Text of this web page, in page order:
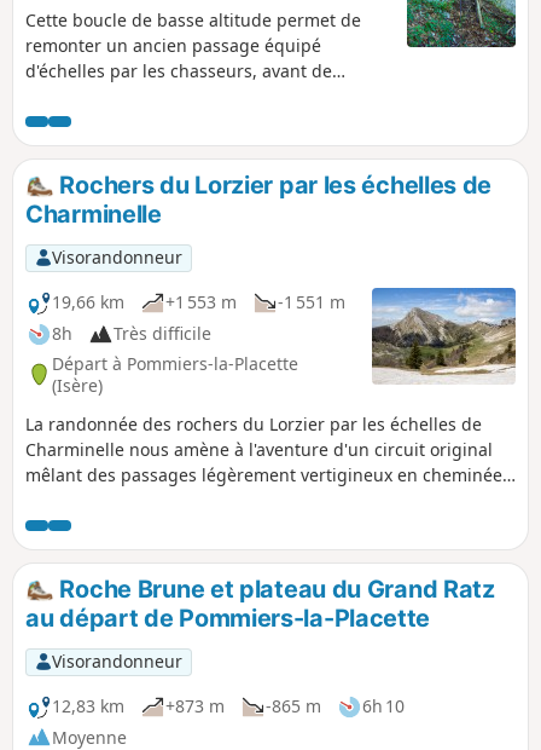
Cette boucle de basse altitude permet de
remonter un ancien passage équipé
d'échelles par les chasseurs, avant de
par Chalais et son monastère.
Rochers du Lorzier par les échelles de
Charminelle
Visorandonneur
19,66 km
+1 553 m
-1 551 m
8h
Très difficile
Départ à Pommiers-la-Placette
(Isère)
La randonnée des rochers du Lorzier par les échelles de
Charminelle nous amène à l'aventure d'un circuit original
mêlant des passages légèrement vertigineux en cheminée
des chasseurs. Plusieurs points de vue laissent découvrir de
très beau panoramas, notamment au sommet des rochers
du Lorzier, ou au Col des Banettes.
Roche Brune et plateau du Grand Ratz
au départ de Pommiers-la-Placette
Visorandonneur
12,83 km
+873 m -865 m
6h 10
Moyenne